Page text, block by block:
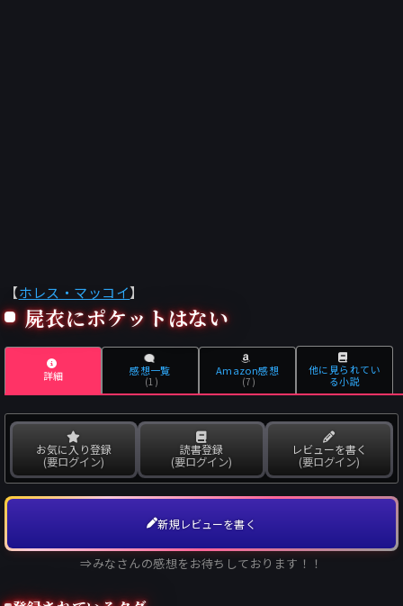
【ホレス・マッコイ】
屍衣にポケットはない
詳細 感想一覧
(1)
Amazon感想
(7)
他に見られてい
る小説
お気に入り登録
(要ログイン)
読書登録
(要ログイン)
レビューを書く
(要ログイン)
新規レビューを書く
⇒みなさんの感想をお待ちしております！！